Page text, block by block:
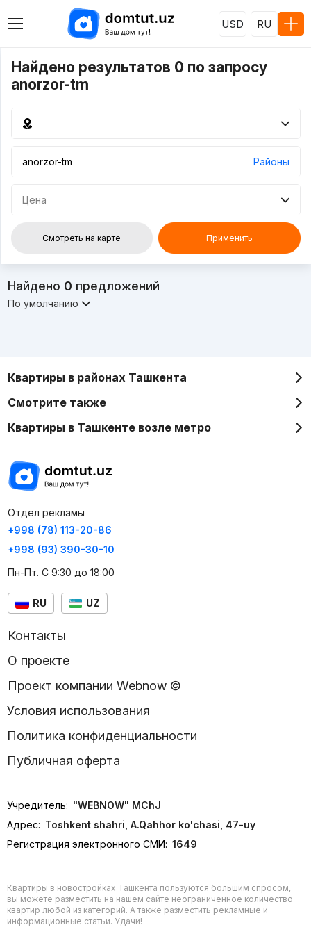
USD RU
Найдено результатов 0 по запросу
anorzor-tm
Районы
Цена
Смотреть на карте Применить
Найдено 0 предложений
По умолчанию
Квартиры в районах Ташкента
Смотрите также
Квартиры в Ташкенте возле метро
Отдел рекламы
+998 (78) 113-20-86
+998 (93) 390-30-10
Пн-Пт. С 9:30 до 18:00
RU UZ
Контакты
О проекте
Проект компании Webnow ©
Условия использования
Политика конфиденциальности
Публичная оферта
Учредитель: "WEBNOW" MChJ
Адрес: Toshkent shahri, A.Qahhor ko'chasi, 47-uy
Регистрация электронного СМИ: 1649
Квартиры в новостройках Ташкента пользуются большим спросом,
вы можете разместить на нашем сайте неограниченное количество
квартир любой из категорий. А также разместить рекламные и
информационные статьи. Удачи!